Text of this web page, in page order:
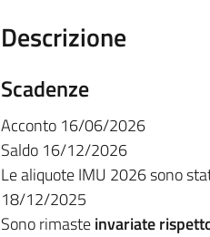
Descrizione
Scadenze
Acconto 16/06/2026
Saldo 16/12/2026
Le aliquote IMU 2026 sono
18/12/2025
Sono rimasteinvariate